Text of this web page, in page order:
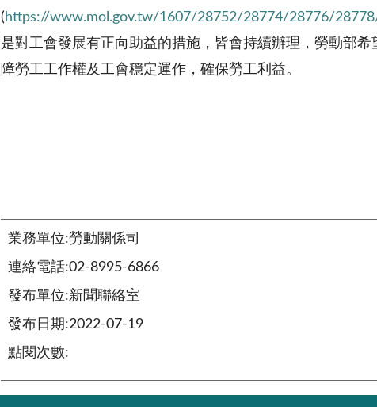
( https://www.mol.gov.tw/1607/28752/28774/28776/
是對工會發展有正向助益的措施，皆會持續辦理，勞動部
障勞工工作權及工會穩定運作，確保勞工利益。
業務單位:勞動關係司
連絡電話:02-8995-6866
發布單位:新聞聯絡室
發布日期:2022-07-19
點閱次數: